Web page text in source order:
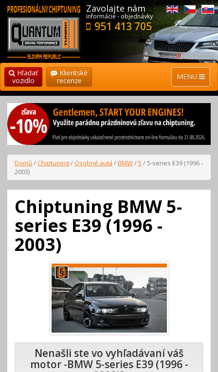
Zavolajte nám
informácie - objednávky
951 413 705
MENU
Hľadať
vozidlo
Klientské
recenze
Domů /Chiptuning/ Osobné autá /BMW/5 / 5-series E39 (1996 -
2003)
Chiptuning BMW 5-
series E39 (1996 -
2003)
Nenašli ste vo vyhľadávaní váš
motor -BMW 5-series E39 (1996 -